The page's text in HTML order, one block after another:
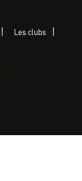
Les clubs